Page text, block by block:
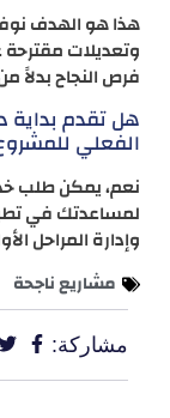
هذا هو الهدف
وتعديلات مقترحة
فرص النجاح بدلاً
هل تقدم بداية
الفعلي
نعم، يمكن طلب
لمساعدتك في
وإدارة المراحل
مشاريع ناجحة
مشاركة: